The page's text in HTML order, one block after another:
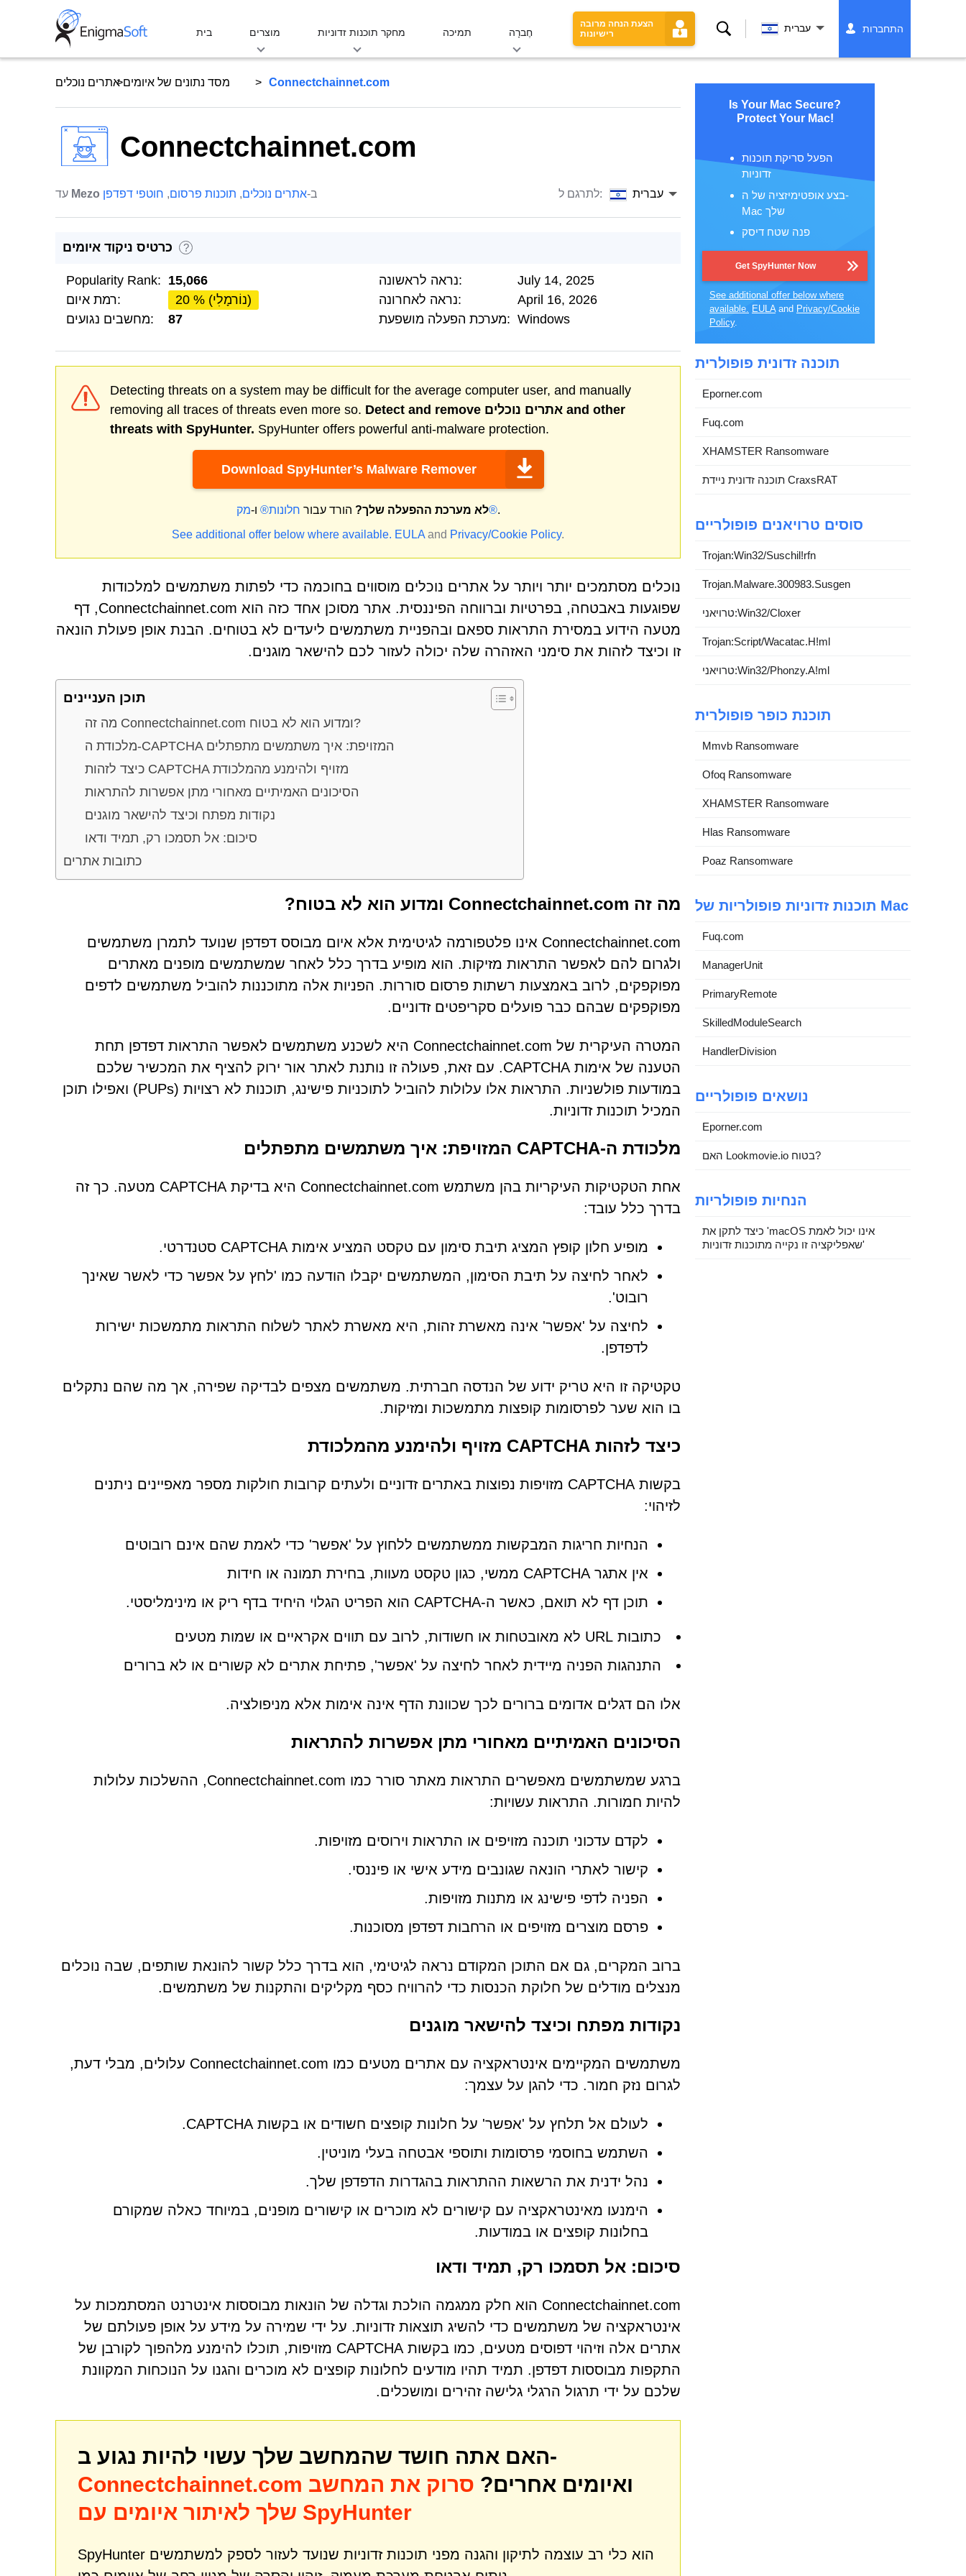
בית מוצרים מחקר תוכנות זדוניות תמיכה חֶברָה
הצעת הנחה מרובה
רישיונות
לחפש עברית התחברות
מסד נתונים של איומים אתרים נוכלים Connectchainnet.com
Connectchainnet.com
Mezo ב-אתרים נוכלים, תוכנות פרסום, חוטפי דפדפן לתרגם ל: עברית
כרטיס ניקוד איומים ?
Popularity Rank: 15,066
רמת איום:
20 % (נוֹרמָלִי)
מחשבים נגועים:
87
נראה לראשונה:
July 14, 2025
נראה לאחרונה:
April 16, 2026
מערכת הפעלה מושפעת: Windows
Detecting threats on a system may be difficult for the average computer user, and manually
removing all traces of threats even more so. Detect and remove אתרים נוכלים and other
threats with SpyHunter. SpyHunter offers powerful anti-malware protection.
Download SpyHunter’s Malware Remover
לא מערכת ההפעלה שלך? הורד עבור חלונות® ו- מק®.
See additional offer below where available. EULA and Privacy/Cookie Policy.
נוכלים מסתמכים יותר ויותר על אתרים נוכלים מוסווים בחוכמה כדי לפתות משתמשים למלכודות
שפוגעות באבטחה, בפרטיות וברווחה הפיננסית. אתר מסוכן אחד כזה הוא Connectchainnet.com, דף
מטעה הידוע במסירת התראות ספאם ובהפניית משתמשים ליעדים לא בטוחים. הבנת אופן פעולת הונאה
זו וכיצד לזהות את סימני האזהרה שלה יכולה לעזור לכם להישאר מוגנים.
תוכן העניינים
מה זה Connectchainnet.com ומדוע הוא לא בטוח?
מלכודת ה-CAPTCHA המזויפת: איך משתמשים מתפתלים
כיצד לזהות CAPTCHA מזויף ולהימנע מהמלכודת
הסיכונים האמיתיים מאחורי מתן אפשרות להתראות
נקודות מפתח וכיצד להישאר מוגנים
סיכום: אל תסמכו רק, תמיד ודאו
כתובות אתרים
מה זה Connectchainnet.com ומדוע הוא לא בטוח?
Connectchainnet.com אינו פלטפורמה לגיטימית אלא איום מבוסס דפדפן שנועד לתמרן משתמשים
ולגרום להם לאפשר התראות מזיקות. הוא מופיע בדרך כלל לאחר שמשתמשים מופנים מאתרים
מפוקפקים, לרוב באמצעות רשתות פרסום סוררות. הפניות אלה מתוכננות להוביל משתמשים לדפים
מפוקפקים שבהם כבר פועלים סקריפטים זדוניים.
המטרה העיקרית של Connectchainnet.com היא לשכנע משתמשים לאפשר התראות דפדפן תחת
הטענה של אימות CAPTCHA. עם זאת, פעולה זו נותנת לאתר אור ירוק להציף את המכשיר שלכם
במודעות פולשניות. התראות אלו עלולות להוביל לתוכניות פישינג, תוכנות לא רצויות (PUPs) ואפילו תוכן
המכיל תוכנות זדוניות.
מלכודת ה-CAPTCHA המזויפת: איך משתמשים מתפתלים
אחת הטקטיקות העיקריות בהן משתמש Connectchainnet.com היא בדיקת CAPTCHA מטעה. כך זה
בדרך כלל עובד:
מופיע חלון קופץ המציג תיבת סימון עם טקסט המציע אימות CAPTCHA סטנדרטי.
לאחר לחיצה על תיבת הסימון, המשתמשים יקבלו הודעה כמו 'לחץ על אפשר כדי לאשר שאינך
רובוט'.
לחיצה על 'אפשר' אינה מאשרת זהות, היא מאשרת לאתר לשלוח התראות מתמשכות ישירות
לדפדפן.
טקטיקה זו היא טריק ידוע של הנדסה חברתית. משתמשים מצפים לבדיקה שפירה, אך מה שהם נתקלים
בו הוא שער לפרסומות קופצות מתמשכות ומזיקות.
כיצד לזהות CAPTCHA מזויף ולהימנע מהמלכודת
בקשות CAPTCHA מזויפות נפוצות באתרים זדוניים ולעתים קרובות חולקות מספר מאפיינים ניתנים
לזיהוי:
הנחיות חריגות המבקשות ממשתמשים ללחוץ על 'אפשר' כדי לאמת שהם אינם רובוטים
אין אתגר CAPTCHA ממשי, כגון טקסט מעוות, בחירת תמונה או חידות
תוכן דף לא תואם, כאשר ה-CAPTCHA הוא הפריט הגלוי היחיד בדף ריק או מינימליסטי.
כתובות URL לא מאובטחות או חשודות, לרוב עם תווים אקראיים או שמות מטעים
התנהגות הפניה מיידית לאחר לחיצה על 'אפשר', פתיחת אתרים לא קשורים או לא ברורים
אלו הם דגלים אדומים ברורים לכך שכוונת הדף אינה אימות אלא מניפולציה.
הסיכונים האמיתיים מאחורי מתן אפשרות להתראות
ברגע שמשתמשים מאפשרים התראות מאתר סורר כמו Connectchainnet.com, ההשלכות עלולות
להיות חמורות. התראות עשויות:
לקדם עדכוני תוכנה מזויפים או התראות וירוסים מזויפות.
קישור לאתרי הונאה שגונבים מידע אישי או פיננסי.
הפניה לדפי פישינג או מתנות מזויפות.
פרסם מוצרים מזויפים או הרחבות דפדפן מסוכנות.
ברוב המקרים, גם אם התוכן המקודם נראה לגיטימי, הוא בדרך כלל קשור להונאת שותפים, שבה נוכלים
מנצלים מודלים של חלוקת הכנסות כדי להרוויח כסף מקליקים והתקנות של משתמשים.
נקודות מפתח וכיצד להישאר מוגנים
משתמשים המקיימים אינטראקציה עם אתרים מטעים כמו Connectchainnet.com עלולים, מבלי דעת,
לגרום נזק חמור. כדי להגן על עצמך:
לעולם אל תלחץ על 'אפשר' על חלונות קופצים חשודים או בקשות CAPTCHA.
השתמש בחוסמי פרסומות ותוספי אבטחה בעלי מוניטין.
נהל ידנית את הרשאות ההתראות בהגדרות הדפדפן שלך.
הימנעו מאינטראקציה עם קישורים לא מוכרים או קישורים מופנים, במיוחד כאלה שמקורם
בחלונות קופצים או במודעות.
סיכום: אל תסמכו רק, תמיד ודאו
Connectchainnet.com הוא חלק ממגמה הולכת וגדלה של הונאות מבוססות אינטרנט המסתמכות על
אינטראקציה של משתמשים כדי להשיג תוצאות זדוניות. על ידי שמירה על מידע על אופן פעולתם של
אתרים אלה וזיהוי דפוסים מטעים, כמו בקשות CAPTCHA מזויפות, תוכלו להימנע מלהפוך לקורבן של
התקפות מבוססות דפדפן. תמיד תהיו מודעים לחלונות קופצים לא מוכרים והגנו על הנוכחות המקוונת
שלכם על ידי תרגול הרגלי גלישה זהירים ומושכלים.
האם אתה חושד שהמחשב שלך עשוי להיות נגוע ב-
Connectchainnet.com
ואיומים אחרים? סרוק את המחשב
שלך לאיתור איומים עם SpyHunter
SpyHunter הוא כלי רב עוצמה לתיקון והגנה מפני תוכנות זדוניות שנועד לעזור לספק למשתמשים
Is Your Mac Secure?
Protect Your Mac!
הפעל סריקת תוכנות
זדוניות
בצע אופטימיזציה של ה-
Mac שלך
פנה שטח דיסק
Get SpyHunter Now
See additional offer below where
available. EULAand Privacy/Cookie
Policy.
תוכנה זדונית פופולרית
Eporner.com
Fuq.com
XHAMSTER Ransomware
תוכנה זדונית ניידת CraxsRAT
סוסים טרויאנים פופולריים
Trojan:Win32/Suschil!rfn
Trojan.Malware.300983.Susgen
טרויאני:Win32/Cloxer
Trojan:Script/Wacatac.H!ml
טרויאני:Win32/Phonzy.A!ml
תוכנת כופר פופולרית
Mmvb Ransomware
Ofoq Ransomware
XHAMSTER Ransomware
Hlas Ransomware
Poaz Ransomware
תוכנות זדוניות פופולריות של Mac
Fuq.com
ManagerUnit
PrimaryRemote
SkilledModuleSearch
HandlerDivision
נושאים פופולריים
Eporner.com
האם Lookmovie.io בטוח?
הנחיות פופולריות
כיצד לתקן את 'macOS אינו יכול לאמת
שאפליקציה זו נקייה מתוכנות זדוניות'